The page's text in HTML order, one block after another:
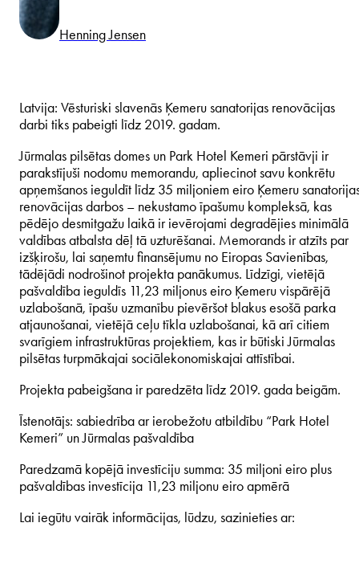
Henning Jensen
Latvija: Vēsturiski slavenās Ķemeru sanatorijas renovācijas
darbi tiks pabeigti līdz 2019. gadam.
Jūrmalas pilsētas domes un Park Hotel Kemeri pārstāvji ir
parakstījuši nodomu memorandu, apliecinot savu konkrētu
apņemšanos ieguldīt līdz 35 miljoniem eiro Ķemeru
renovācijas darbos – nekustamo īpašumu kompleksā, kas
pēdējo desmitgažu laikā ir ievērojami degradējies minimālā
valdības atbalsta dēļ tā uzturēšanai. Memorands ir atzīts par
izšķirošu, lai saņemtu finansējumu no Eiropas Savienības,
tādējādi nodrošinot projekta panākumus. Līdzīgi, vietējā
pašvaldība ieguldīs 11,23 miljonus eiro Ķemeru vispārējā
uzlabošanā, īpašu uzmanību pievēršot blakus esošā parka
atjaunošanai, vietējā ceļu tīkla uzlabošanai, kā arī citiem
svarīgiem infrastruktūras projektiem, kas ir būtiski Jūrmalas
pilsētas turpmākajai sociālekonomiskajai attīstībai.
Projekta pabeigšana ir paredzēta līdz 2019. gada beigām.
Īstenotājs: sabiedrība ar ierobežotu atbildību “Park Hotel
Kemeri” un Jūrmalas pašvaldība
Paredzamā kopējā investīciju summa: 35 miljoni eiro plus
pašvaldības investīcija 11,23 miljonu eiro apmērā
Lai iegūtu vairāk informācijas, lūdzu, sazinieties ar: